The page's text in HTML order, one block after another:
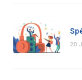
20